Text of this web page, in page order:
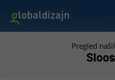
Pregled